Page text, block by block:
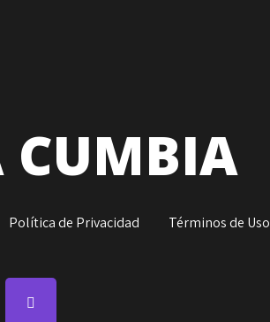
CUMBIA
Política de Privacidad Términos de Uso